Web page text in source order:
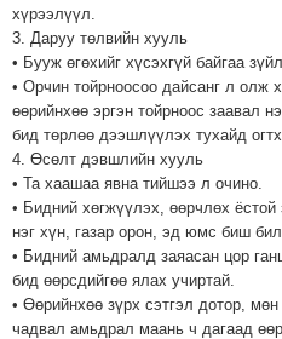
ДҮГЭЭР
СУРГУУЛИЙН
ЭРГЭН
ТОЙРОНД
ЗӨРЧЛИЙН
ХУУЛИЙН
ЭРГЭН
ТОЙРОНД
ЕРӨНХИЙЛӨГЧИЙН
СОНГУУЛЬ-2017
хүрээлүүл.
3. Даруу төлвийн хууль
• Бууж өгөхийг хүсэхгүй байгаа
• Орчин тойрноосоо дайсанг л олж
өөрийнхөө эргэн тойрноос заавал
бид төрлөө дээшлүүлэх тухайд
4. Өсөлт дэвшлийн хууль
• Та хаашаа явна тийшээ л очино.
• Бидний хөгжүүлэх, өөрчлөх
нэг хүн, газар орон, эд юмс биш
• Бидний амьдралд заяасан цор
бид өөрсдийгөө ялах учиртай.
• Өөрийнхөө зүрх сэтгэл дотор,
чадвал амьдрал маань ч дагаад